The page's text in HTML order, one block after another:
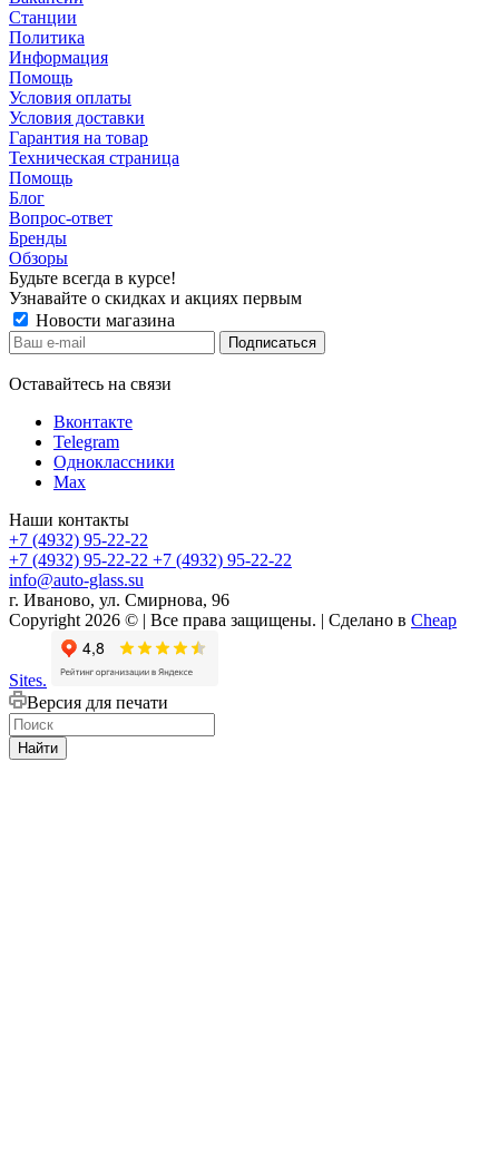
Станции
Политика
Информация
Помощь
Условия оплаты
Условия доставки
Гарантия на товар
Техническая страница
Помощь
Блог
Вопрос-ответ
Бренды
Обзоры
Будьте всегда в курсе!
Узнавайте о скидках и акциях первым
Новости магазина
Оставайтесь на связи
Вконтакте
Telegram
Одноклассники
Max
Наши контакты
+7 (4932) 95-22-22
+7 (4932) 95-22-22 +7 (4932) 95-22-22
info@auto-glass.su
г. Иваново, ул. Смирнова, 96
Copyright 2026 © | Все права защищены. | Сделано в Cheap
Sites.
Версия для печати
Найти